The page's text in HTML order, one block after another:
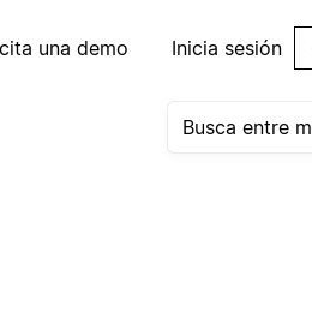
una demo Inicia sesión